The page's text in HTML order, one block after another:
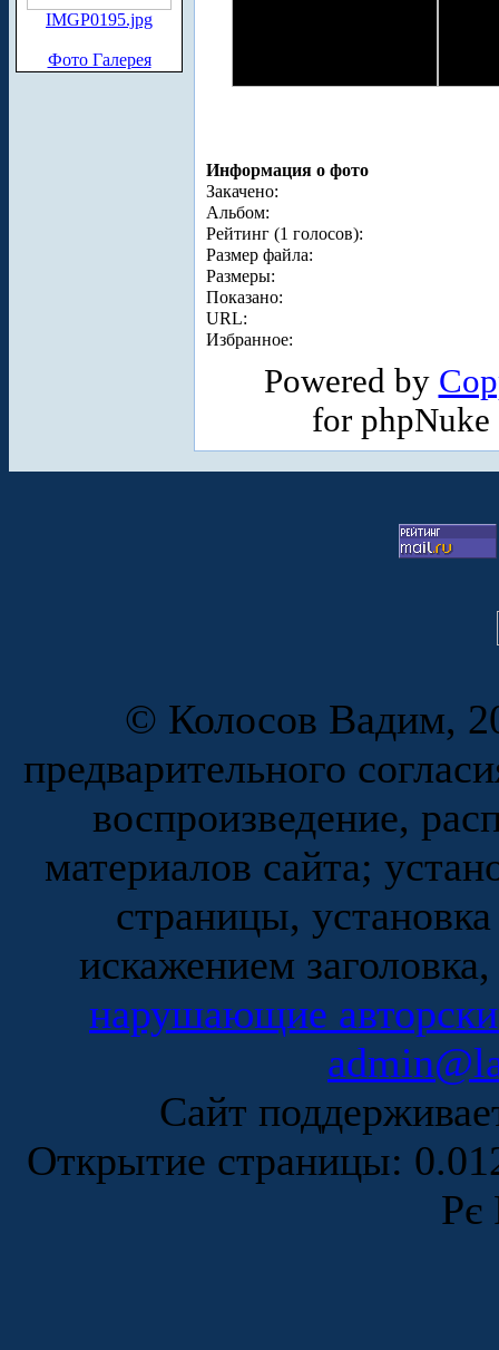
IMGP0195.jpg
Фото Галерея
Информация о фото
Закачено:
Альбом:
Рейтинг (1 голосов):
Размер файла:
Размеры:
Показано:
URL:
Избранное:
Powered by
for
© Колосов Вадим,
предварительного
воспроизведение,
материалов сайта;
страницы,
искажением
нарушающие
Сайт
Открытие страницы:
Рє